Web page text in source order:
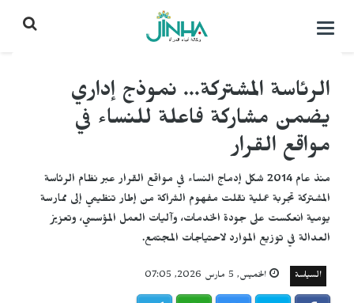
التحكم
الرئاسة المشتركة... نموذج إداري
يضمن مشاركة فاعلة للنساء في
مواقع القرار
منذ عام 2014 شكل إدماج النساء في مواقع القرار عبر نظام الرئاسة
المشتركة تجربة عملية نقلت مفهوم الشراكة من إطار تنظيمي إلى ممارسة
يومية انعكست على جودة الخدمات، وآليات العمل المؤسسي، وتعزيز
العدالة في توزيع الموارد لاحتياجات المجتمع.
السياسة الخميس, 5 مارس 2026, 07:05